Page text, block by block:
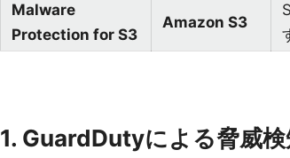
Malware
Protection for S3
Amazon S3
1. GuardDutyによる脅威